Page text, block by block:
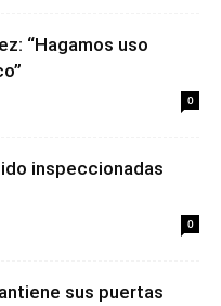
“Hagamos uso
0
inspeccionadas
0
sus puertas